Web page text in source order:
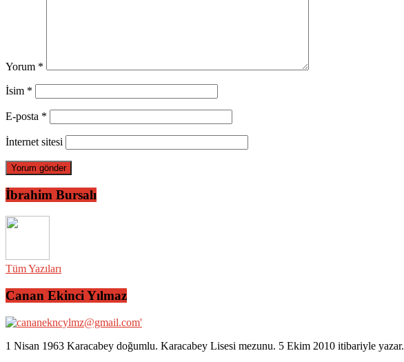
Yorum *
İsim *
E-posta *
İnternet sitesi
İbrahim Bursalı
Tüm Yazıları
Canan Ekinci Yılmaz
1 Nisan 1963 Karacabey doğumlu. Karacabey Lisesi mezunu. 5 Ekim 2010 itibariyle yazar.